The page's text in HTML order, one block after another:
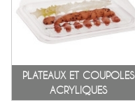
PLATEAUX ET COUPOLES
ACRYLIQUES